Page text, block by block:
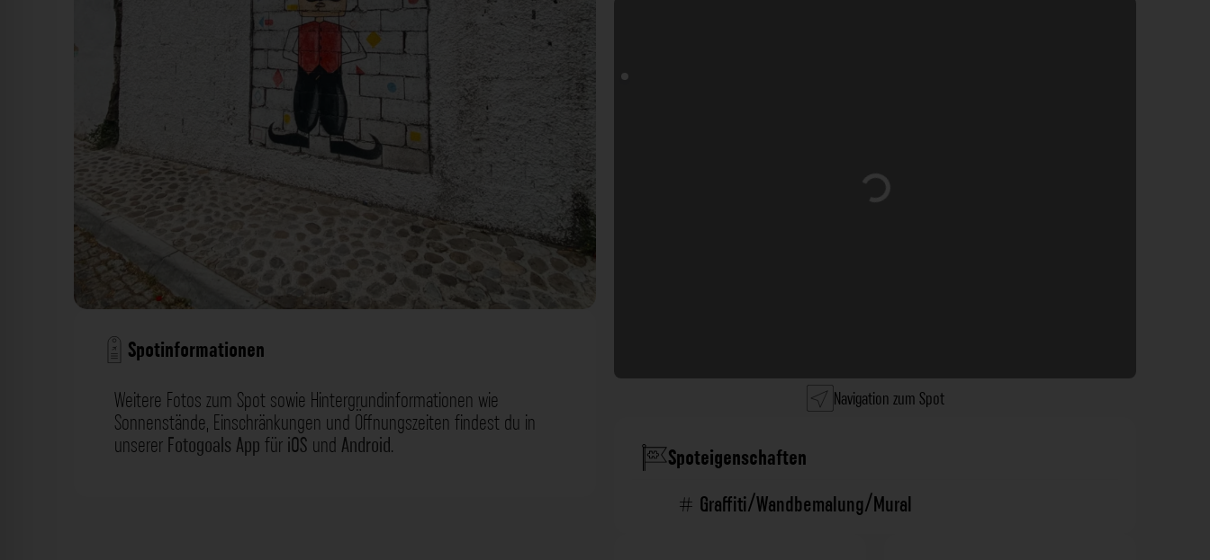
Spotinformationen
Weitere Fotos zum Spot sowie Hintergrundinformationen wie
Sonnenstände, Einschränkungen und Öffnungszeiten findest du in
unsererFotogoals AppfüriOS undAndroid.
Wird geladen …
Navigation zum Spot
Spoteigenschaften
Graffiti/Wandbemalung/Mural